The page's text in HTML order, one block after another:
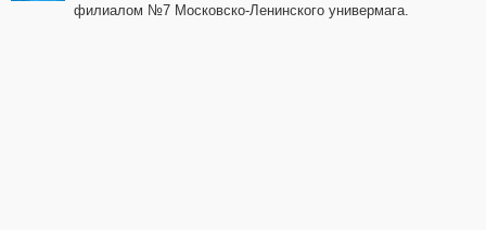
филиалом №7 Московско-Ленинского универмага.